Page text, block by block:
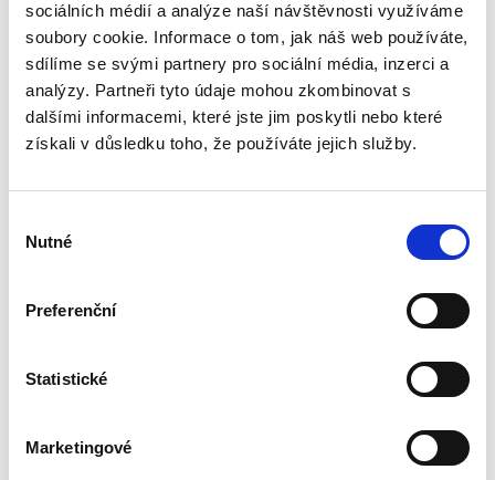
sociálních médií a analýze naší návštěvnosti využíváme
soubory cookie. Informace o tom, jak náš web používáte,
sdílíme se svými partnery pro sociální média, inzerci a
analýzy. Partneři tyto údaje mohou zkombinovat s
dalšími informacemi, které jste jim poskytli nebo které
získali v důsledku toho, že používáte jejich služby.
souhlasu
Nutné
Preferenční
Statistické
Marketingové
Monografie se jako první odborná publikace
svého druhu věnuje syntéze problematiky
dabingu a práva a zkoumání otázek ležících na
pomezí obou těchto oborů. Ačkoliv právním
aspektům dabingové tvorby...
Spory o skončení
Jakub Tomšej